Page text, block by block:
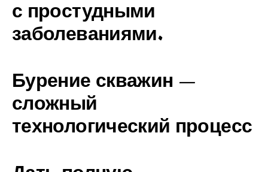
с простудными
заболеваниями.
Бурение скважин —
сложный
технологический процесс